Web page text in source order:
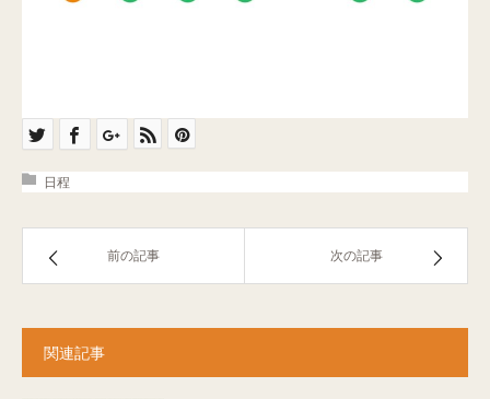
日程
前の記事 次の記事
関連記事